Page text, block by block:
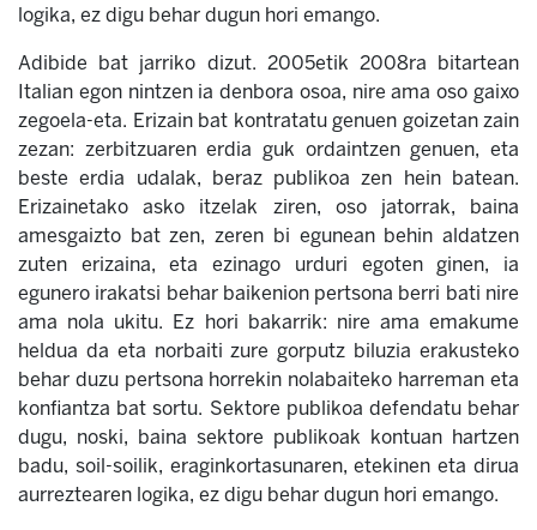
logika, ez digu behar dugun hori emango.
Adibide bat jarriko dizut. 2005etik 2008ra bitartean
Italian egon nintzen ia denbora osoa, nire ama oso gaixo
zegoela-eta. Erizain bat kontratatu genuen goizetan zain
zezan: zerbitzuaren erdia guk ordaintzen genuen, eta
beste erdia udalak, beraz publikoa zen hein batean.
Erizainetako asko itzelak ziren, oso jatorrak, baina
amesgaizto bat zen, zeren bi egunean behin aldatzen
zuten erizaina, eta ezinago urduri egoten ginen, ia
egunero irakatsi behar baikenion pertsona berri bati nire
ama nola ukitu. Ez hori bakarrik: nire ama emakume
heldua da eta norbaiti zure gorputz biluzia erakusteko
behar duzu pertsona horrekin nolabaiteko harreman eta
konfiantza bat sortu. Sektore publikoa defendatu behar
dugu, noski, baina sektore publikoak kontuan hartzen
badu, soil-soilik, eraginkortasunaren, etekinen eta dirua
aurreztearen logika, ez digu behar dugun hori emango.